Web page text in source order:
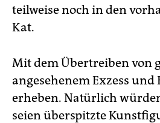
teilweise noch in den
Kat.
Mit dem Übertreiben von
angesehenem Exzess
erheben. Natürlich
seien überspitzte